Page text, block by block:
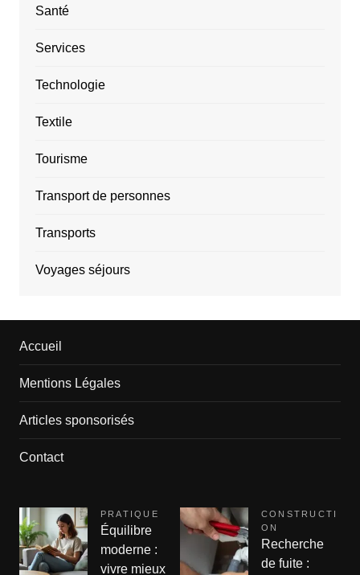
Santé
Services
Technologie
Textile
Tourisme
Transport de personnes
Transports
Voyages séjours
Accueil
Mentions Légales
Articles sponsorisés
Contact
PRATIQUE
Équilibre
moderne :
vivre mieux
CONSTRUCTI
ON
Recherche
de fuite :